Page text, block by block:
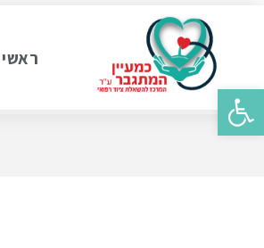
פתח סרגל נגישות
ראשי